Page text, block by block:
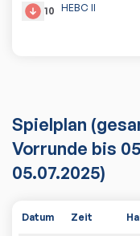
10 HEBC II
Spielplan
Vorrunde bis
05.07.2025)
Datum Zeit